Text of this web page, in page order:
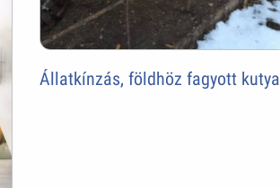
Állatkínzás, földhöz fagyott kutya